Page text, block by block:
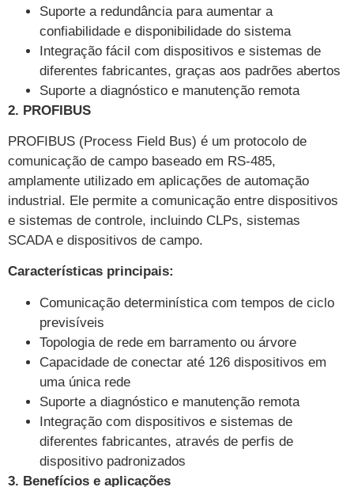
Suporte a redundância para aumentar a
confiabilidade e disponibilidade do sistema
Integração fácil com dispositivos e sistemas de
diferentes fabricantes, graças aos padrões abertos
Suporte a diagnóstico e manutenção remota
2. PROFIBUS
PROFIBUS (Process Field Bus) é um protocolo de
comunicação de campo baseado em RS-485,
amplamente utilizado em aplicações de automação
industrial. Ele permite a comunicação entre dispositivos
e sistemas de controle, incluindo CLPs, sistemas
SCADA e dispositivos de campo.
Características principais:
Comunicação determinística com tempos de ciclo
previsíveis
Topologia de rede em barramento ou árvore
Capacidade de conectar até 126 dispositivos em
uma única rede
Suporte a diagnóstico e manutenção remota
Integração com dispositivos e sistemas de
diferentes fabricantes, através de perfis de
dispositivo padronizados
3. Benefícios e aplicações